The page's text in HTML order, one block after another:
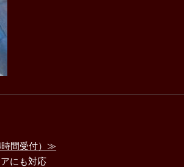
時間受付）≫
にも対応